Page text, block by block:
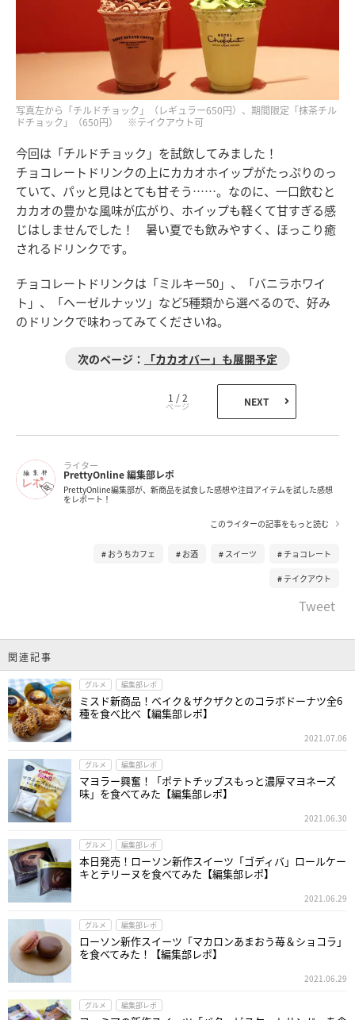
写真左から「チルドチョック」（レギュラー650円）、期間限定「抹茶チル
ドチョック」（650円） ※テイクアウト可
今回は「チルドチョック」を試飲してみました！
チョコレートドリンクの上にカカオホイップがたっぷりのっ
ていて、パッと見はとても甘そう……。なのに、一口飲むと
カカオの豊かな風味が広がり、ホイップも軽くて甘すぎる感
じはしませんでした！ 暑い夏でも飲みやすく、ほっこり癒
されるドリンクです。
チョコレートドリンクは「ミルキー50」、「バニラホワイ
ト」、「ヘーゼルナッツ」など5種類から選べるので、好み
のドリンクで味わってみてくださいね。
「カカオバー」も展開予定
1 / 2 NEXT
ライター
PrettyOnline 編集部レポ
PrettyOnline編集部が、新商品を試食した感想や注目アイテムを試した感想
をレポート！
このライターの記事をもっと読む
おうちカフェ お酒 スイーツ チョコレート
テイクアウト
Tweet
関連記事
グルメ 編集部レポ
ミスド新商品！ベイク＆ザクザクとのコラボドーナツ全6
種を食べ比べ【編集部レポ】
2021.07.06
グルメ 編集部レポ
マヨラー興奮！「ポテトチップスもっと濃厚マヨネーズ
味」を食べてみた【編集部レポ】
2021.06.30
グルメ 編集部レポ
本日発売！ローソン新作スイーツ「ゴディバ」ロールケー
キとテリーヌを食べてみた【編集部レポ】
2021.06.29
グルメ 編集部レポ
ローソン新作スイーツ「マカロンあまおう苺＆ショコラ」
を食べてみた！【編集部レポ】
2021.06.29
グルメ 編集部レポ